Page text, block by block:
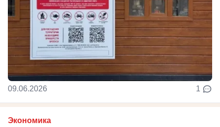
09.06.2026 1
Экономика